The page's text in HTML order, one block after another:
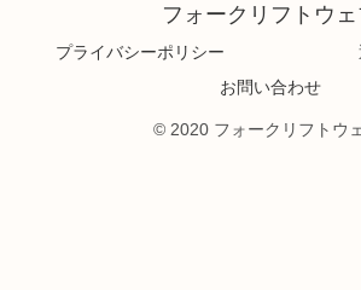
フォークリフトウ
プライバシーポリシー
お問い合わせ
© 2020 フォークリフトウ